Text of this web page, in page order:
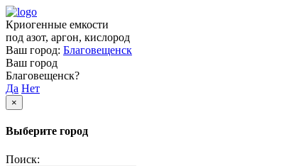
Криогенные емкости
под азот, аргон, кислород
Ваш город: Благовещенск
Ваш город
Благовещенск?
Да Нет
×
Выберите город
Поиск: